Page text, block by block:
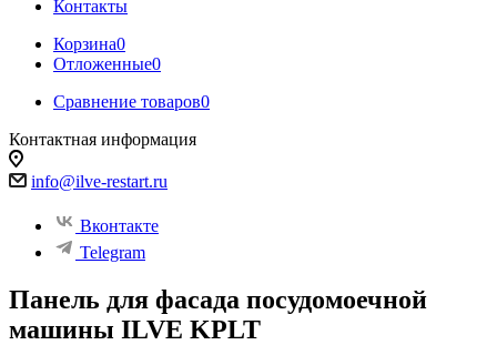
Контакты
Корзина0
Отложенные0
Сравнение товаров0
Контактная информация
info@ilve-restart.ru
Вконтакте
Telegram
Панель для фасада посудомоечной
машины ILVE KPLT